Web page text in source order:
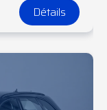
Détails